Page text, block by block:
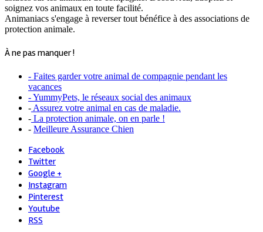
soignez vos animaux en toute facilité.
Animaniacs s'engage à reverser tout bénéfice à des associations de
protection animale.
À ne pas manquer !
- Faites garder votre animal de compagnie pendant les
vacances
- YummyPets, le réseaux social des animaux
- Assurez votre animal en cas de maladie.
- La protection animale, on en parle !
- Meilleure Assurance Chien
Facebook
Twitter
Google +
Instagram
Pinterest
Youtube
RSS